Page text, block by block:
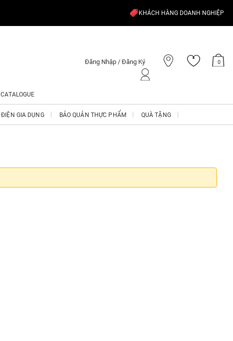
KHÁCH HÀNG DOANH NGHIỆP
Đăng Nhập / Đăng Ký 0
CATALOGUE
ĐIỆN GIA DỤNG BẢO QUẢN THỰC PHẨM QUÀ TẶNG